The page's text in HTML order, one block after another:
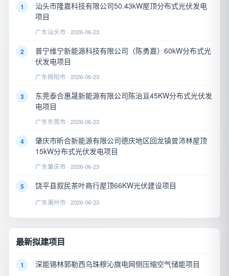
1
汕头市隆嘉科技有限公司50.43kW屋顶分布式光伏发电
项目
广东汕头市 · 2026-06-23
2
普宁维宁新能源科技有限公司（陈勇嘉）60kW分布式光
伏发电项目
广东揭阳市 · 2026-06-23
3
东莞泰合惠晟新能源有限公司陈治亘45KW分布式光伏发
电项目
广东东莞市 · 2026-06-23
4
肇庆市昕合新能源有限公司德庆地区回龙镇曾沛林屋顶
15kW分布式光伏发电项目
广东肇庆市 · 2026-06-23
5 饶平县叙民茶叶商行屋顶66KW光伏建设项目
广东潮州市 · 2026-06-23
最新拟建项目
1 深能锡林郭勒西乌珠穆沁旗电网侧压缩空气储能项目